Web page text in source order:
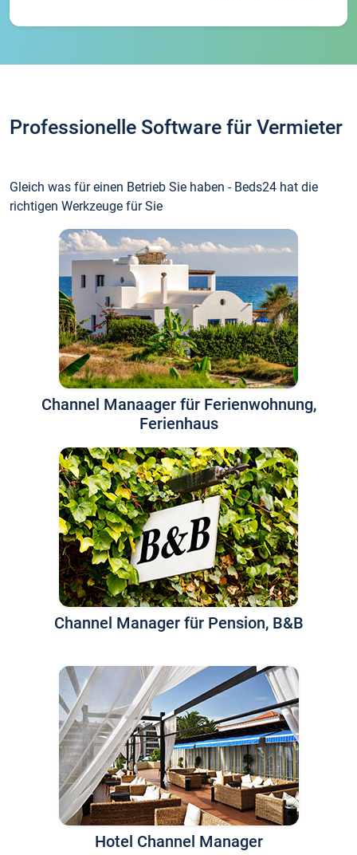
Professionelle Software für Vermieter
Gleich was für einen Betrieb Sie haben - Beds24 hat die
richtigen Werkzeuge für Sie
Channel Manaager für Ferienwohnung,
Ferienhaus
Channel Manager für Pension, B&B
Hotel Channel Manager